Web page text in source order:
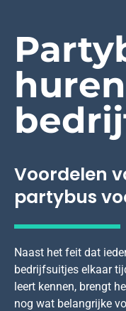
Voordelen
partybus
Naast het feit dat
bedrijfsuitjes elkaar
leert kennen, brengt
nog wat belangrijke